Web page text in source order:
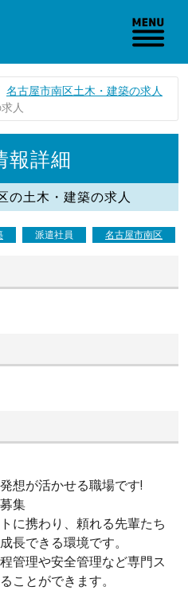
名古屋市南区土木・建築の求人
人
報詳細
の土木・建築の求人
派遣社員 名古屋市南区
想が活かせる職場です!
集
に携わり、頼れる先輩たち
長できる環境です。
管理や安全管理など専門ス
ことができます。